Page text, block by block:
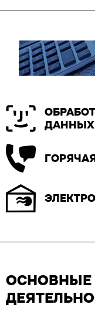
ДАННЫХ
ОСНОВНЫЕ